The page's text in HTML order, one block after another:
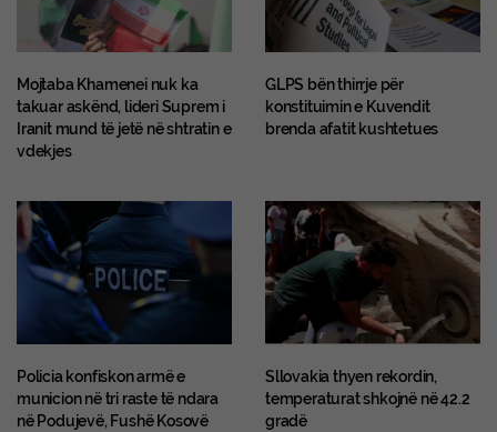
Mojtaba Khamenei nuk ka
takuar askënd, lideri Suprem i
Iranit mund të jetë në shtratin e
vdekjes
GLPS bën thirrje për
konstituimin e Kuvendit
brenda afatit kushtetues
Policia konfiskon armë e
municion në tri raste të ndara
në Podujevë, Fushë Kosovë
Sllovakia thyen rekordin,
temperaturat shkojnë në 42.2
gradë